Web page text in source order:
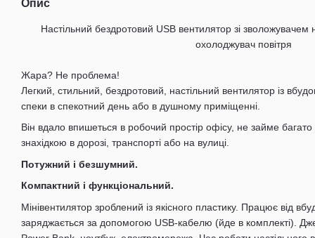
Опис
Настільний бездротовий USB вентилятор зі зволожувачем
охолоджувач повітря
Жара? Не проблема!
Легкий, стильний, бездротовий, настільний вентилятор із
спеки в спекотний день або в душному приміщенні.
Він вдало впишеться в робочий простір офісу, не займе
знахідкою в дорозі, транспорті або на вулиці.
Потужний і безшумний.
Компактний і функціональний.
Мінівентилятор зроблений із якісного пластику. Працює від
заряджається за допомогою USB-кабелю (йде в комплекті).